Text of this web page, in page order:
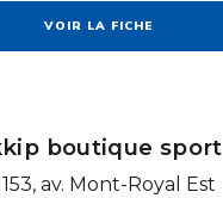
VOIR LA FICHE
boutique sport
av. Mont-Royal Est